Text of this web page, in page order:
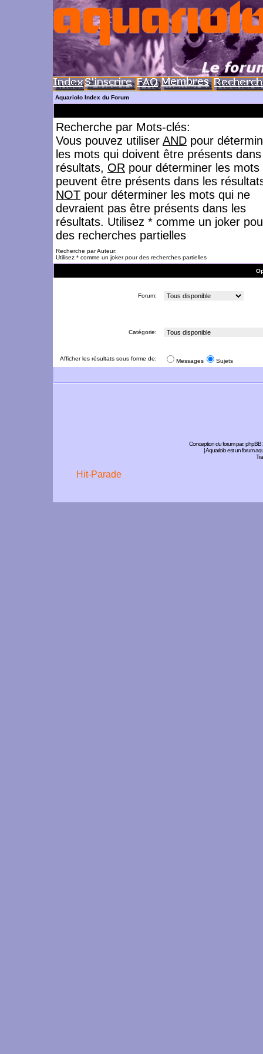
Aquariolo Index du Forum
Recherche par Mots-clés:
Vous pouvez utiliser AND pour
les mots qui doivent être présents
résultats, OR pour déterminer les mots
peuvent être présents dans les
NOT pour déterminer les mots qui ne
devraient pas être présents dans les
résultats. Utilisez * comme un joker
des recherches partielles
Recherche par Auteur:
Utilisez * comme un joker pour des recherches partielles
Forum:
Catégorie:
Afficher les résultats sous forme de: Messages Sujets
Conception du forum par:phpBB
| Aquariolo est un forum